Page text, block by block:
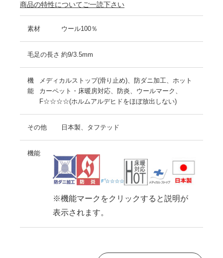
商品の特性についてご一読下さい
素材 ウール100％
毛足の長さ 約9/3.5mm
機
能
メディカルストップ(滑り止め)、防ダニ加工、ホット
カーペット・床暖房対応、防炎、ウールマーク、
F☆☆☆☆(ホルムアルデヒドをほぼ放出しない)
その他 日本製、タフテッド
機能
※機能マークをクリックすると説明が
表示されます。